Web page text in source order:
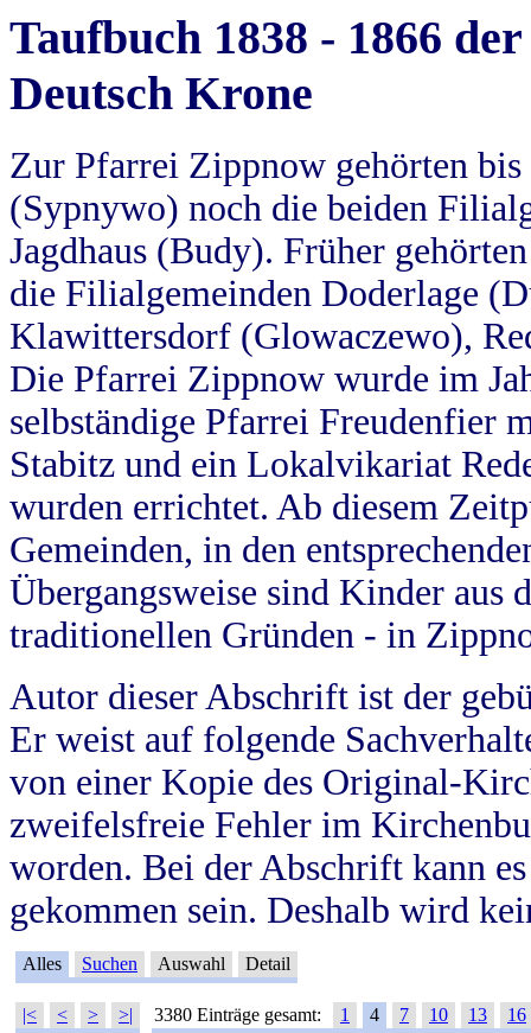
Taufbuch 1838 - 1866
Deutsch Krone
Zur Pfarrei Zippnow gehörten
(Sypnywo) noch die beiden
Jagdhaus (Budy). Früher
die Filialgemeinden Doderlage
Klawittersdorf (Glowaczewo),
Die Pfarrei Zippnow wurde im
selbständige Pfarrei Freudenfier
Stabitz und ein Lokalvikariat
wurden errichtet. Ab diesem
Gemeinden, in den
Übergangsweise sind Kinder aus
traditionellen Gründen - in
Autor dieser Abschrift ist der
Er weist auf folgende
von einer Kopie des Original-
zweifelsfreie Fehler im
worden. Bei der Abschrift kann
gekommen sein. Deshalb wird
Alles Suchen Auswahl Detail
|< < > >| 3380 Einträge gesamt: 1 4 7 10 13
16